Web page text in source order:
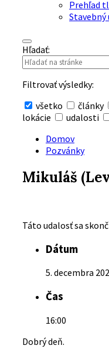
Prehľad
Stavebný
Hľadať:
Filtrovať výsledky:
všetko
články
lokácie
udalosti
vyhľadávanie
Domov
Pozvánky
Mikuláš
Táto udalosť sa
Dátum
5. decembra
Čas
16:00
Dobrý deň.